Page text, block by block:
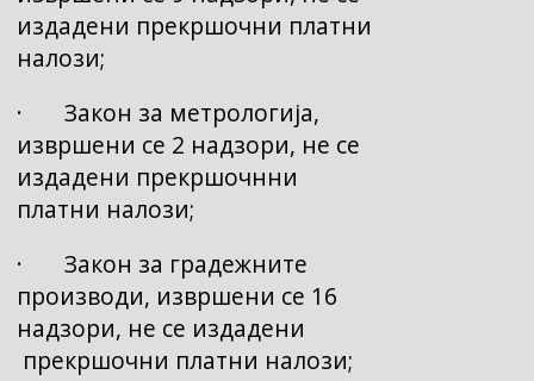
издадени прекршочни платни
налози;
· Закон за метрологија,
извршени се 2 надзори, не се
издадени прекршочнни
платни налози;
· Закон за градежните
производи, извршени се 16
надзори, не се издадени
прекршочни платни налози;